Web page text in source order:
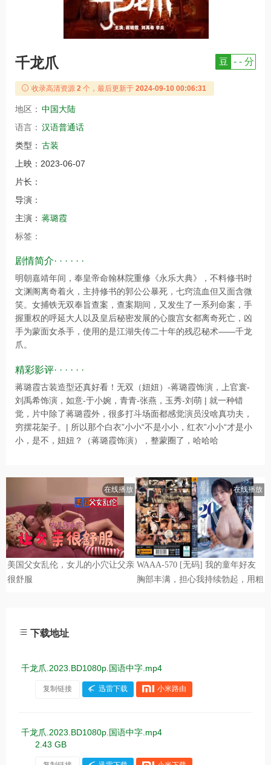
千龙爪 豆 - - 分
收录高清资源 2 个，最后更新于 2024-09-10 00:06:31
地区： 中国大陆
语言： 汉语普通话
类型： 古装
上映： 2023-06-07
片长：
导演：
主演： 蒋璐霞
标签：
剧情简介· · · · · ·
明朝嘉靖年间，奉皇帝命翰林院重修《永乐大典》，不料修书时
文渊阁离奇着火，主持修书的郭公公暴死，七窍流血但又面含微
笑。女捕铁无双奉旨查案，查案期间，又发生了一系列命案，手
握重权的呼延大人以及皇后秘密发展的心腹宫女都离奇死亡，凶
手为蒙面女杀手，使用的是江湖失传二十年的残忍秘术——千龙
爪。
精彩影评· · · · · ·
蒋璐霞古装造型还真好看！无双（妞妞）-蒋璐霞饰演，上官寰-
刘禹希饰演，如意-于小婉，青青-张燕，玉秀-刘萌 | 就一种错
觉，片中除了蒋璐霞外，很多打斗场面都感觉演员没啥真功夫，
穷摆花架子。| 所以那个白衣”小小“不是小小，红衣”小小“才是小
小，是不，妞妞？（蒋璐霞饰演），整蒙圈了，哈哈哈
下载地址
千龙爪.2023.BD1080p.国语中字.mp4
复制链接 迅雷下载 小米路由
千龙爪.2023.BD1080p.国语中字.mp4
2.43 GB